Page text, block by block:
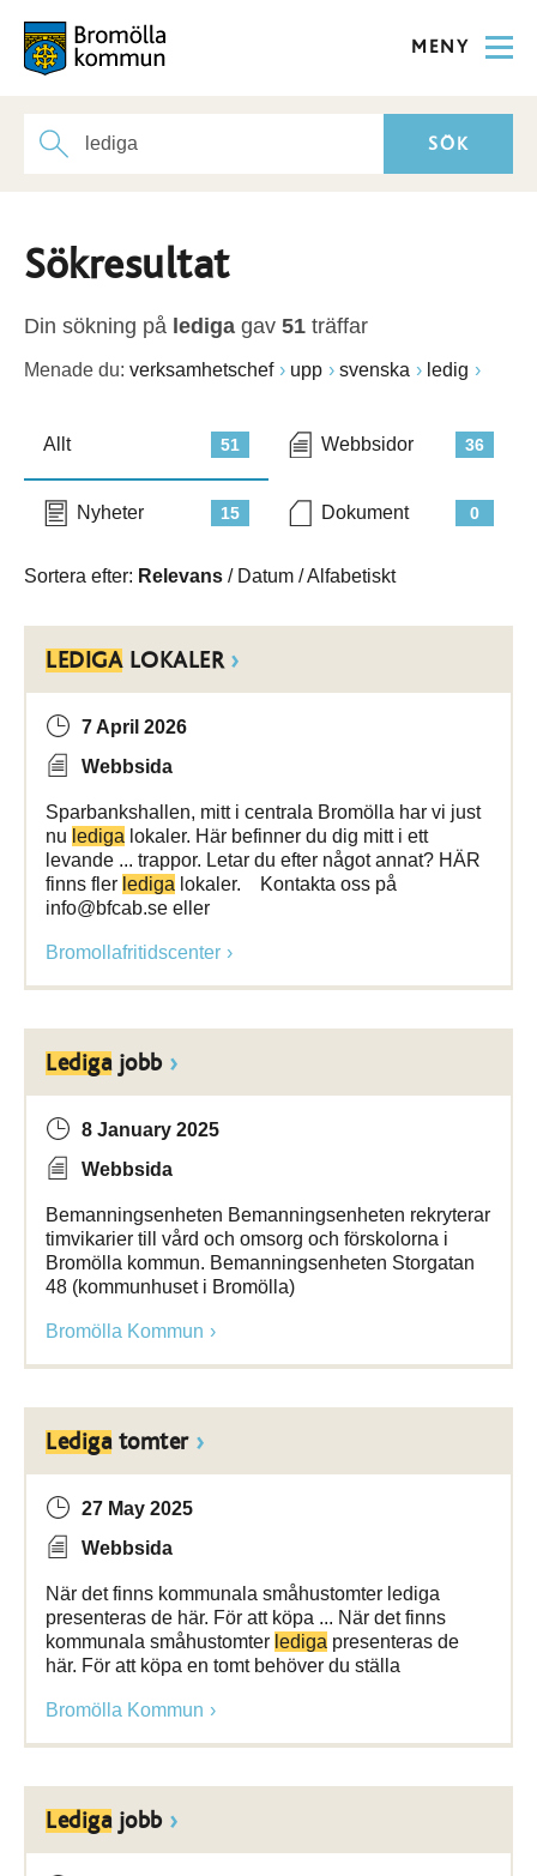
MENY
Sökresultat
Din sökning på lediga gav 51 träffar
Menade du: verksamhetschef upp svenska ledig
51
Allt 36
Webbsidor
15
Nyheter 0
Dokument
Sortera efter: Relevans / Datum /Alfabetiskt
LEDIGALOKALER
7 April 2026
Webbsida
Sparbankshallen, mitt i centrala Bromölla har vi just
nu lediga lokaler. Här befinner du dig mitt i ett
levande ... trappor. Letar du efter något annat? HÄR
finns fler lediga lokaler. Kontakta oss på
info@bfcab.se eller
Bromollafritidscenter
Ledigajobb
8 January 2025
Webbsida
Bemanningsenheten Bemanningsenheten rekryterar
timvikarier till vård och omsorg och förskolorna i
Bromölla kommun. Bemanningsenheten Storgatan
48 (kommunhuset i Bromölla)
Bromölla Kommun
Ledigatomter
27 May 2025
Webbsida
När det finns kommunala småhustomter lediga
presenteras de här. För att köpa ... När det finns
kommunala småhustomter lediga presenteras de
här. För att köpa en tomt behöver du ställa
Bromölla Kommun
Ledigajobb